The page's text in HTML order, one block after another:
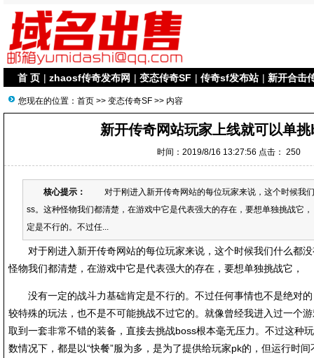
首 页 | zhaosf传奇发布网 | 变态传奇SF | 传奇sf发布站 | 新开合击
您现在的位置： 首页 >> 变态传奇SF >> 内容
新开传奇网站玩家上线就可以单
时间：2019/8/16 13:27:56 点击： 250
核心提示：
对于刚进入新开传奇网站的每位玩家来说，这个时候我
ss。这种怪物我们都清楚，在游戏中它是代表强大的存在，要想单独挑战
定是不行的。不过任...
对于刚进入新开传奇网站的每位玩家来说，这个时候我们什么都没
怪物我们都清楚，在游戏中它是代表强大的存在，要想单独挑战它，
没有一定的战斗力基础肯定是不行的。不过任何事情也不是绝对的
较特殊的玩法，也不是不可能挑战不过它的。就像曾经我进入过一个
取到一套非常不错的装备，直接去挑战boss根本毫无压力。不过这种
数情况下，都是以“快餐”服为多，是为了提供给玩家pk的，但运行时